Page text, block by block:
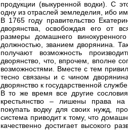
продукции (выкуренной водки). С
одну из отраслей земледелия, ибо
В 1765 году правительство
дворянства, освобождая его от
размеры домашнего
должностью, званием дворянина.
получают возможность
дворянство, что, впрочем, вполне
возможностями. Вместе с тем
тесно связаны и с чином
дворянство к государственной службе.
В то же время все другие
крестьянство – лишены права на
покупать водку для своих нужд,
система приводит к тому, что
качественно достигает высокого